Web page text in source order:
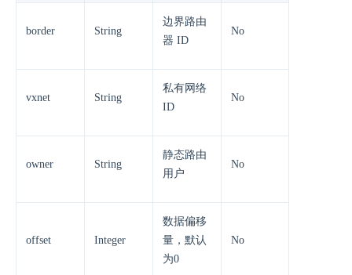
border String
边界路由
器 ID
No
vxnet String
私有网络
ID
No
owner String
静态路由
用户
No
offset Integer
数据偏移
量，默认
为0
No